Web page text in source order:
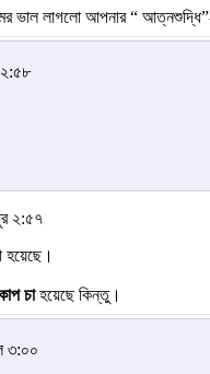
ভাল লাগলো আপনার “
২:৫৭
হয়েছে।
চাহয়েছে কিন্তু।
৩:০০